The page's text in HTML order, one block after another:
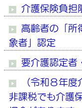
介護保険負担
高齢者の「所
象者」認定
要介護認定者
（令和８年
非課税でも介護